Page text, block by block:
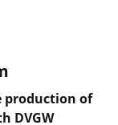
production of
DVGW